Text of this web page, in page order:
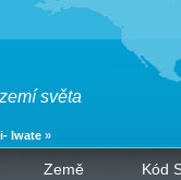
světa
Iwate »
Země Kód